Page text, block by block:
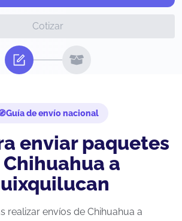
Cotizar
Guía de envío nacional
enviar paquetes
a
realizar envíos de Chihuahua a